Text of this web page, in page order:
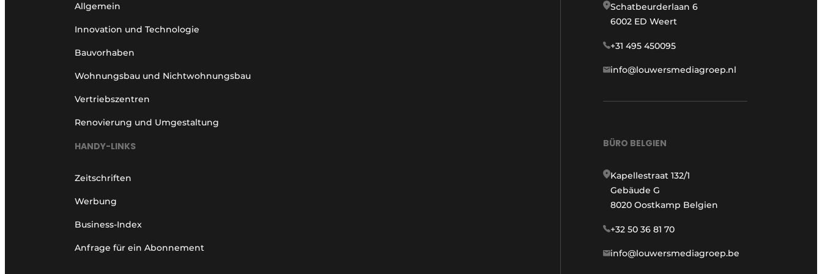
Allgemein
Innovation und Technologie
Bauvorhaben
Wohnungsbau und Nichtwohnungsbau
Vertriebszentren
Renovierung und Umgestaltung
HANDY-LINKS
Zeitschriften
Werbung
Business-Index
Anfrage für ein Abonnement
Schatbeurderlaan 6
6002 ED Weert
+31 495 450095
info@louwersmediagroep.nl
BÜRO BELGIEN
Kapellestraat 132/1
Gebäude G
8020 Oostkamp Belgien
+32 50 36 81 70
info@louwersmediagroep.be